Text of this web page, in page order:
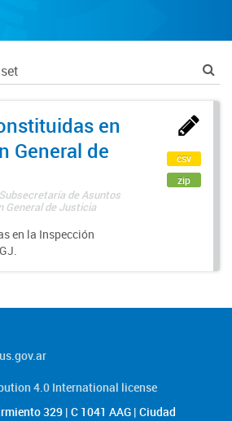
en
General de
de Asuntos
General de Justicia
en la Inspección
csv
zip
4.0 International license
329 | C 1041 AAG | Ciudad